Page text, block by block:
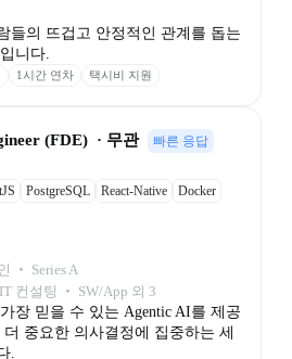
들의 뜨겁고 안정적인 관계를 돕는
니다.
1시간 연차
택시비 지원
(FDE)  · 무관
빠른 응답
PostgreSQL React-Native
Docker
‧ Series A
컨설팅 ‧ SW/App 외 3
장 믿을 수 있는 Agentic AI를 제공
중요한 의사결정에 집중하는 세
.